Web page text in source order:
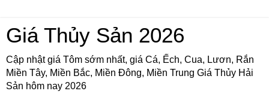
Giá Thủy Sản 2026
Cập nhật giá Tôm sớm nhất, giá Cá, Ếch, Cua, Lươn, Rắn
Miền Tây, Miền Bắc, Miền Đông, Miền Trung Giá Thủy Hải
Sản hôm nay 2026